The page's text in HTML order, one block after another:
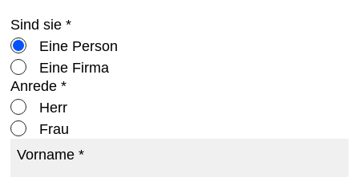
Sind sie *
Eine Person
Eine Firma
Anrede *
Herr
Frau
Vorname *